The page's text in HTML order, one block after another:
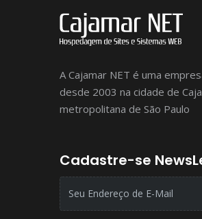
A Cajamar NET é uma
desde 2003 na cidade de
metropolitana de São Paulo
Cadastre-se